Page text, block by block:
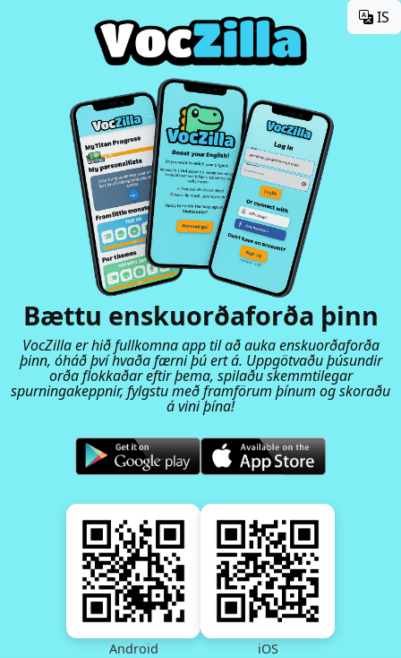
IS
Bættu enskuorðaforða þinn
VocZilla er hið fullkomna app til að auka enskuorðaforða
þinn, óháð því hvaða færni þú ert á. Uppgötvaðu þúsundir
orða flokkaðar eftir þema, spilaðu skemmtilegar
spurningakeppnir, fylgstu með framförum þínum og skoraðu
á vini þína!
Android iOS